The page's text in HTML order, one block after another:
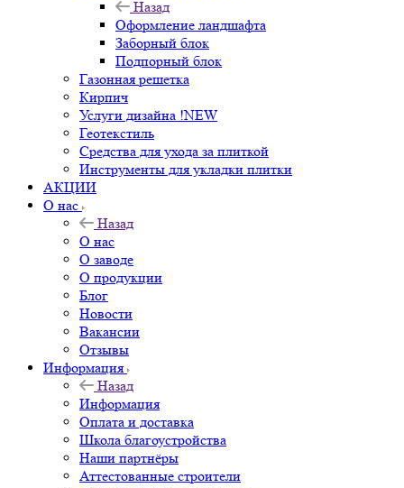
Назад
Оформление ландшафта
Заборный блок
Подпорный блок
Газонная решетка
Кирпич
Услуги дизайна !NEW
Геотекстиль
Средства для ухода за плиткой
Инструменты для укладки плитки
АКЦИИ
О нас
Назад
О нас
О заводе
О продукции
Блог
Новости
Вакансии
Отзывы
Информация
Назад
Информация
Оплата и доставка
Школа благоустройства
Наши партнёры
Аттестованные строители